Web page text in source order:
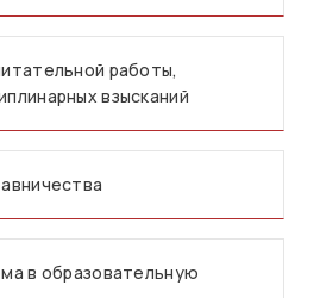
работы,
взысканий
в образовательную